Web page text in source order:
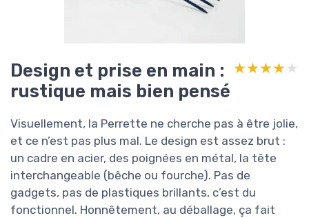
Design et prise en main :
rustique mais bien pensé
★★★★★
★★★★★
Visuellement, la Perrette ne cherche pas à être jolie,
et ce n’est pas plus mal. Le design est assez brut :
un cadre en acier, des poignées en métal, la tête
interchangeable (bêche ou fourche). Pas de
gadgets, pas de plastiques brillants, c’est du
fonctionnel. Honnêtement, au déballage, ça fait